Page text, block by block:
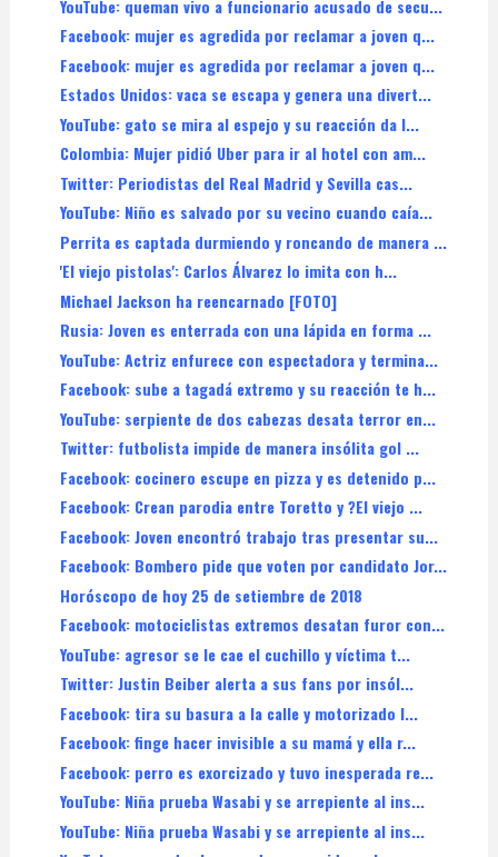
YouTube: queman vivo a funcionario acusado de secu...
Facebook: mujer es agredida por reclamar a joven q...
Facebook: mujer es agredida por reclamar a joven q...
Estados Unidos: vaca se escapa y genera una divert...
YouTube: gato se mira al espejo y su reacción da l...
Colombia: Mujer pidió Uber para ir al hotel con am...
Twitter: Periodistas del Real Madrid y Sevilla cas...
YouTube: Niño es salvado por su vecino cuando caía...
Perrita es captada durmiendo y roncando de manera ...
'El viejo pistolas': Carlos Álvarez lo imita con h...
Michael Jackson ha reencarnado [FOTO]
Rusia: Joven es enterrada con una lápida en forma ...
YouTube: Actriz enfurece con espectadora y termina...
Facebook: sube a tagadá extremo y su reacción te h...
YouTube: serpiente de dos cabezas desata terror en...
Twitter: futbolista impide de manera insólita gol ...
Facebook: cocinero escupe en pizza y es detenido p...
Facebook: Crean parodia entre Toretto y ?El viejo ...
Facebook: Joven encontró trabajo tras presentar su...
Facebook: Bombero pide que voten por candidato Jor...
Horóscopo de hoy 25 de setiembre de 2018
Facebook: motociclistas extremos desatan furor con...
YouTube: agresor se le cae el cuchillo y víctima t...
Twitter: Justin Beiber alerta a sus fans por insól...
Facebook: tira su basura a la calle y motorizado l...
Facebook: finge hacer invisible a su mamá y ella r...
Facebook: perro es exorcizado y tuvo inesperada re...
YouTube: Niña prueba Wasabi y se arrepiente al ins...
YouTube: Niña prueba Wasabi y se arrepiente al ins...